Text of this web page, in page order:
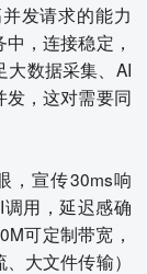
发请求的能力
，连接稳定，
大数据采集、AI
发，这对需要同
，宣传30ms响
用，延迟感确
可定制带宽，
大文件传输）